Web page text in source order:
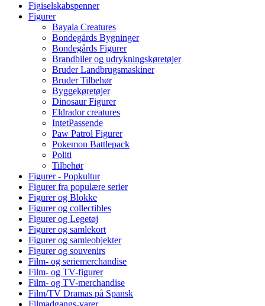
Figiselskabspenner
Figurer
Bayala Creatures
Bondegårds Bygninger
Bondegårds Figurer
Brandbiler og udrykningskøretøjer
Bruder Landbrugsmaskiner
Bruder Tilbehør
Byggekøretøjer
Dinosaur Figurer
Eldrador creatures
IntetPassende
Paw Patrol Figurer
Pokemon Battlepack
Politi
Tilbehør
Figurer - Popkultur
Figurer fra populære serier
Figurer og Blokke
Figurer og collectibles
Figurer og Legetøj
Figurer og samlekort
Figurer og samleobjekter
Figurer og souvenirs
Film- og seriemerchandise
Film- og TV-figurer
Film- og TV-merchandise
Film/TV Dramas på Spansk
Filmadgangs-varer